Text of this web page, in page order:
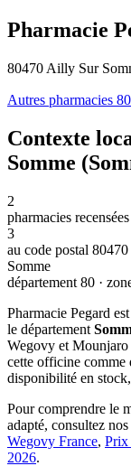
Pharmacie
80470 Ailly Sur
Autres pharmacies
Contexte
Somme
2
pharmacies
3
au code postal 80470
Somme
département 80 ·
Pharmacie Pegard
le département
Wegovy et Mounjaro
cette officine comme
disponibilité en
Pour comprendre le
adapté, consultez
Wegovy France, Prix
2026.